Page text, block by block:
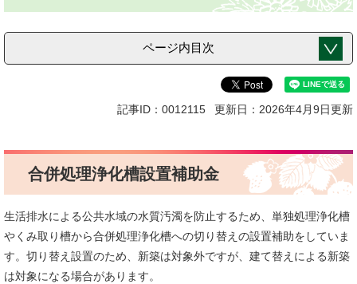
ページ内目次
記事ID：0012115 更新日：2026年4月9日更新
合併処理浄化槽設置補助金
生活排水による公共水域の水質汚濁を防止するため、単独処理浄化槽
やくみ取り槽から合併処理浄化槽への切り替えの設置補助をしていま
す。切り替え設置のため、新築は対象外ですが、建て替えによる新築
は対象になる場合があります。